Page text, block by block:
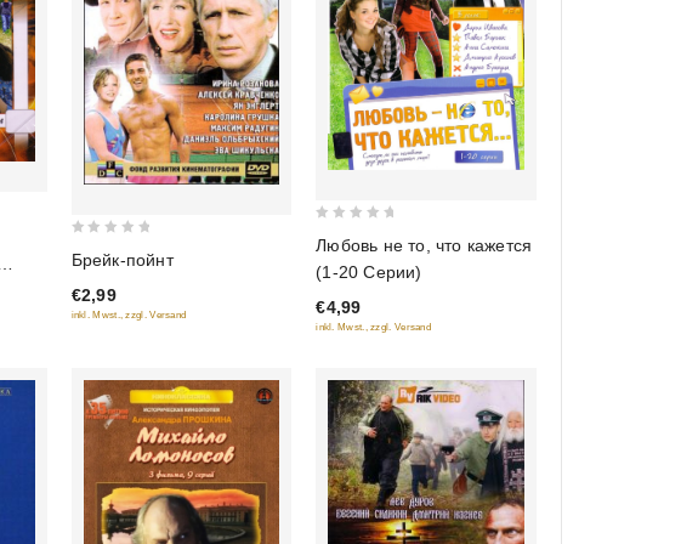
out
of
5
Брейк-пойнт
€2,99
inkl. Mwst., zzgl. Versand
of
5
Любовь не то, что кажется
(1-20 Серии)
€4,99
inkl. Mwst., zzgl. Versand